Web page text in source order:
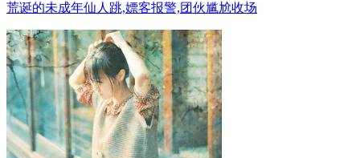
荒诞的未成年仙人跳,嫖客报警,团伙尴尬收场